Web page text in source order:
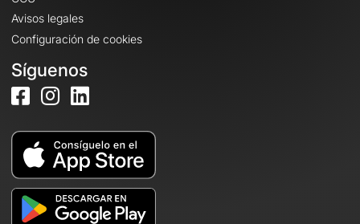
Avisos legales
Configuración de cookies
Síguenos